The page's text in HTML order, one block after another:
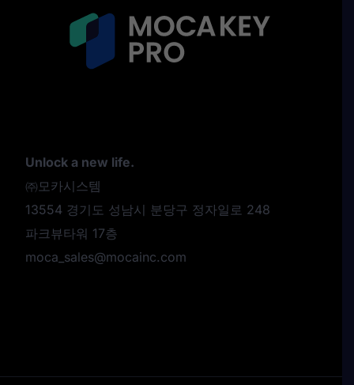
Unlock a new life.
㈜모카시스템
13554 경기도 성남시 분당구 정자일로 248
파크뷰타워 17층
moca_sales@mocainc.com